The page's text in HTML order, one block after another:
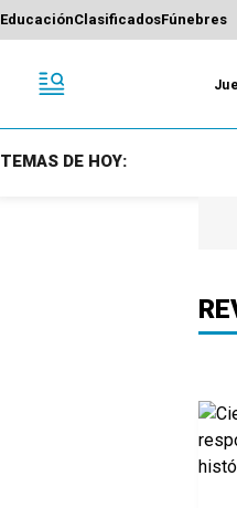
EducaciónClasificadosFúnebres
TEMAS DE HOY: